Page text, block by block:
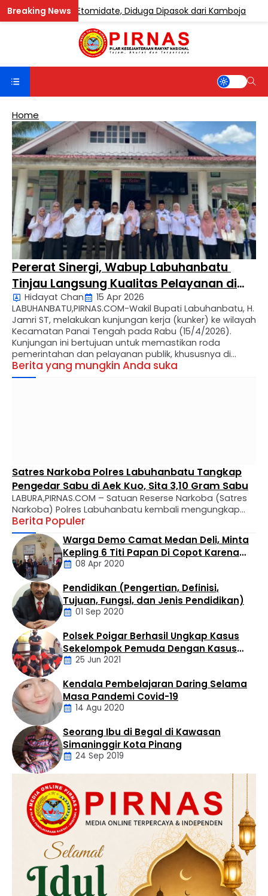
Etomidate, Diduga Dipasok dari Kamboja
Home
Pererat Sinergi, Wabup Labuhanbatu
Tinjau Langsung Kualitas Pelayanan di
Panai Tengah
Hidayat Chan
15 Apr 2026
LABUHANBATU,PIRNAS.COM-Wakil Bupati Labuhanbatu, H.
Jamri ST, melakukan kunjungan kerja (kunker) ke wilayah
Kecamatan Panai Tengah pada Rabu (15/4/2026).
Kunjungan ini bertujuan untuk memastikan roda
pemerintahan dan pelayanan publik, khususnya di
sektor kesehatan, berjalan optimal bagi masyarakat
setempat. Dalam kunjungan tersebut, Wakil Bupati
Berita yang mungkin Anda suka
Satres Narkoba Polres Labuhanbatu Tangkap
Pengedar Sabu di Aek Kuo, Sita 3,10 Gram Sabu
LABURA,PIRNAS.COM – Satuan Reserse Narkoba (Satres
Narkoba) Polres Labuhanbatu kembali mengungkap
kasus peredaran narkotika jenis sabu di wilayah
hukumnya. Seorang pria berinisial MTS alias Tebe (34)
berhasil diamankan dalam operasi yang digelar di
Kelurahan Bandar Selamat, Kecamatan Aek Kuo,
Kabupaten Labuhanbatu Utara, Selasa (4/8/2026)
sekitar pukul 14.30 WIB. Penangkapan dilakukan oleh Tim
Opsnal Satres Narkoba …
Berita Populer
Daerah
Warga Demo Camat Medan Deli, Minta
Kepling 6 Titi Papan Di Copot Karena
Tak Perduli Sama Warganya
08 Apr 2020
Artikel
Pendidikan (Pengertian, Definisi,
Tujuan, Fungsi, dan Jenis Pendidikan)
01 Sep 2020
Daerah
Polsek Poigar Berhasil Ungkap Kasus
Sekelompok Pemuda Dengan Kasus
Pencabulan
25 Jun 2021
Artikel
Kendala Pembelajaran Daring Selama
Masa Pandemi Covid-19
14 Agu 2020
Daerah
Hukum
Kriminal
Labusel
Seorang Ibu di Begal di Kawasan
Simaninggir Kota Pinang
24 Sep 2019